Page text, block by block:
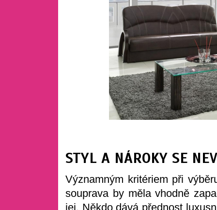
STYL A NÁROKY SE
Významným kritériem při
souprava by měla vhodně
jej. Někdo dává přednost